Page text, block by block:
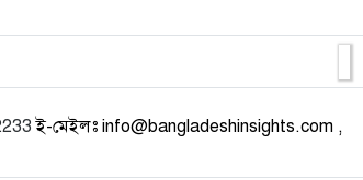
20
ই-মেইলঃ info@bangladeshinsights.com ,